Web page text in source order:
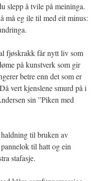
slepp å tvile på meininga.
må eg ile til med eit minus:
fjøskrakk får nytt liv som
på kunstverk som gir
betre enn det som er
vert kjenslene smurd på i
sin ”Piken med
til bruken av
til hatt og ein
stafasje.